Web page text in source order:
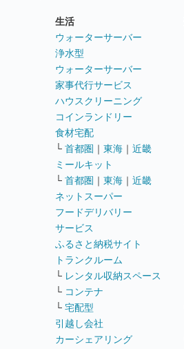
生活
ウォーターサーバー
浄水型
ウォーターサーバー
家事代行サービス
ハウスクリーニング
コインランドリー
食材宅配
└ 首都圏 ｜ 東海 ｜ 近畿
ミールキット
└ 首都圏 ｜ 東海 ｜ 近畿
ネットスーパー
フードデリバリー
サービス
ふるさと納税サイト
トランクルーム
└ レンタル収納スペース
└ コンテナ
└ 宅配型
引越し会社
カーシェアリング